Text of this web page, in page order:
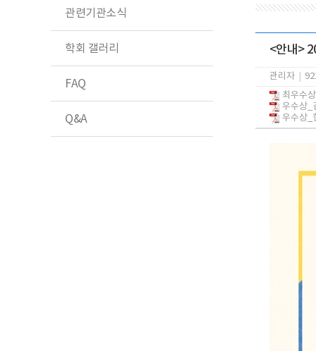
관련기관소식
학회 갤러리
FAQ
Q&A
<안내>
관리자
최우수
우수상_
우수상_